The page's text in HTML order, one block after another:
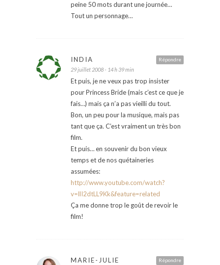
peine 50 mots durant une journée…
Tout un personnage…
Répondre
INDIA
29 juillet 2008 - 14 h 39 min
Et puis, je ne veux pas trop insister
pour Princess Bride (mais c’est ce que je
fais…) mais ça n’a pas vieilli du tout.
Bon, un peu pour la musique, mais pas
tant que ça. C’est vraiment un très bon
film.
Et puis… en souvenir du bon vieux
temps et de nos quétaineries
assumées:
http://www.youtube.com/watch?
v=llI2dtLL9Kk&feature=related
Ça me donne trop le goût de revoir le
film!
Répondre
MARIE-JULIE